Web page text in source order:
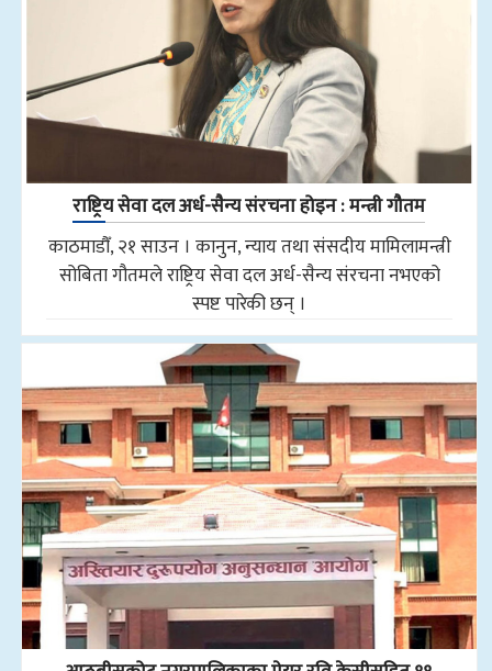
राष्ट्रिय सेवा दल अर्ध-सैन्य संरचना होइन : मन्त्री गौतम
काठमाडौँ, २१ साउन । कानुन, न्याय तथा संसदीय मामिलामन्त्री
सोबिता गौतमले राष्ट्रिय सेवा दल अर्ध-सैन्य संरचना नभएको
स्पष्ट पारेकी छन् ।